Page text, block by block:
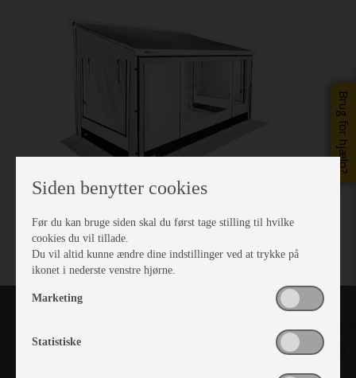
Brug for hjælp?
Siden benytter cookies
Før du kan bruge siden skal du først tage stilling til hvilke
cookies du vil tillade.
Du vil altid kunne ændre dine indstillinger ved at trykke på
ikonet i nederste venstre hjørne.
Marketing
Statistiske